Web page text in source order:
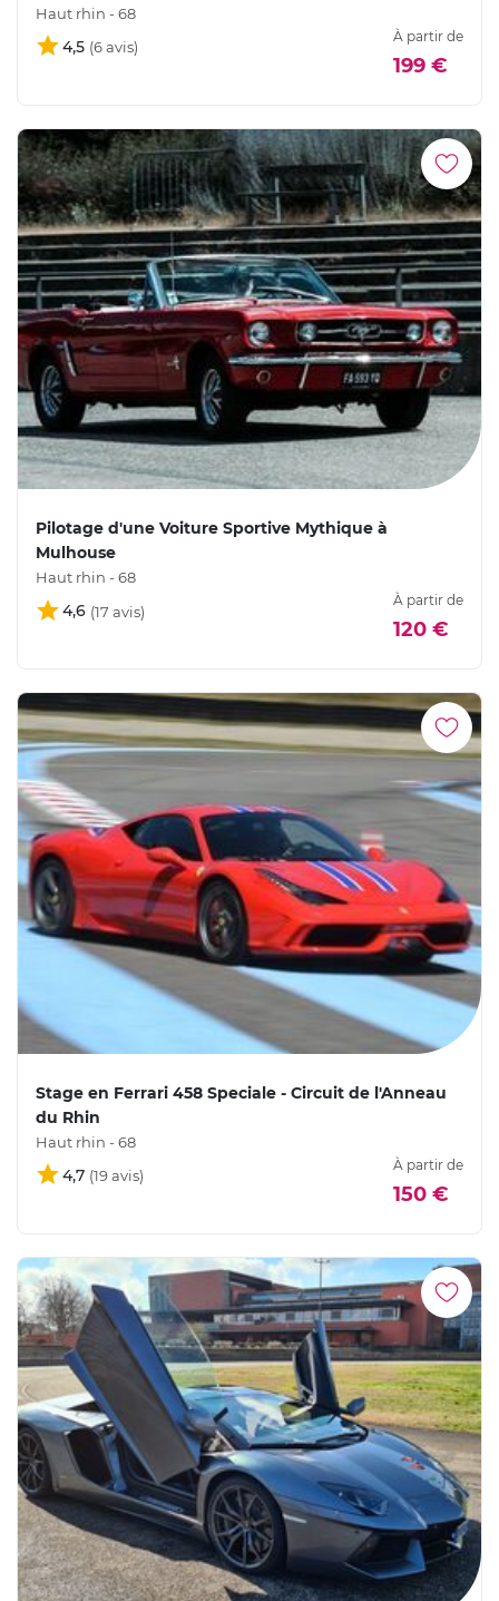
Haut rhin - 68
4,5
À partir de
199 €
Pilotage d'une Voiture Sportive Mythique à
Mulhouse
Haut rhin - 68
4,6
À partir de
120 €
Stage en Ferrari 458 Speciale - Circuit de l'Anneau
du Rhin
Haut rhin - 68
4,7
À partir de
150 €